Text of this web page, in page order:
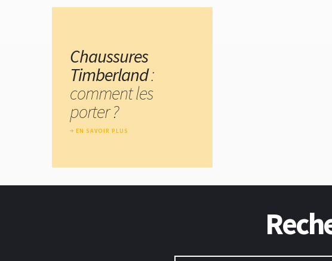
Chaussures
Timberland:
comment les
porter ?
EN SAVOIR PLUS